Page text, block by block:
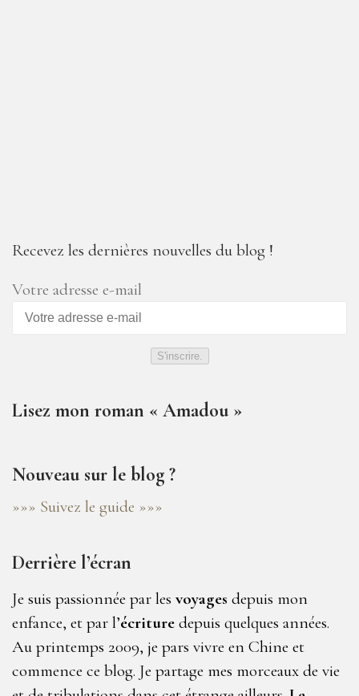
Recevez les dernières nouvelles du blog !
Votre adresse e-mail
S'inscrire.
Lisez mon roman « Amadou »
Nouveau sur le blog ?
»»» Suivez le guide »»»
Derrière l’écran
Je suis passionnée par les voyages depuis mon
enfance, et par l’écriture depuis quelques années.
Au printemps 2009, je pars vivre en Chine et
commence ce blog. Je partage mes morceaux de vie